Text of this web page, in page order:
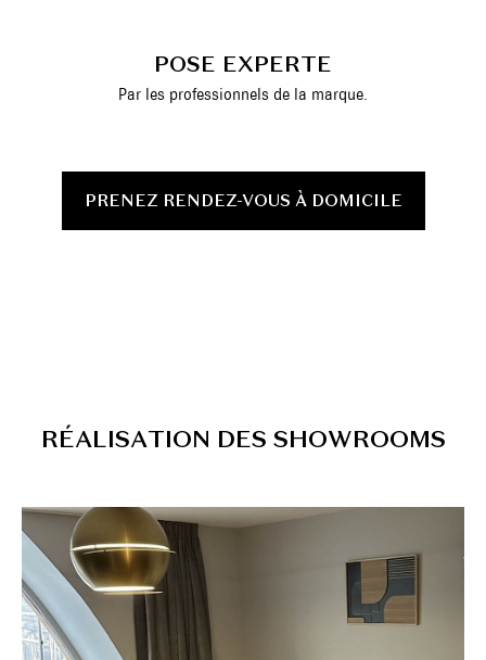
POSE EXPERTE
Par les professionnels de la marque.
PRENEZ RENDEZ-VOUS À DOMICILE
RÉALISATION DES SHOWROOMS